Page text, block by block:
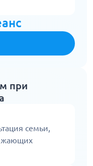
при
семьи,